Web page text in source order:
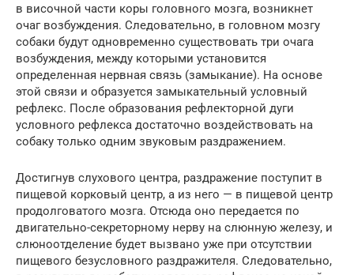
в височной части коры головного мозга, возникнет
очаг возбуждения. Следовательно, в головном мозгу
собаки будут одновременно существовать три очага
возбуждения, между которыми установится
определенная нервная связь (замыкание). На основе
этой связи и образуется замыкательный условный
рефлекс. После образования рефлекторной дуги
условного рефлекса достаточно воздействовать на
собаку только одним звуковым раздражением.
Достигнув слухового центра, раздражение поступит в
пищевой корковый центр, а из него — в пищевой центр
продолговатого мозга. Отсюда оно передается по
двигательно-секреторному нерву на слюнную железу, и
слюноотделение будет вызвано уже при отсутствии
пищевого безусловного раздражителя. Следовательно,